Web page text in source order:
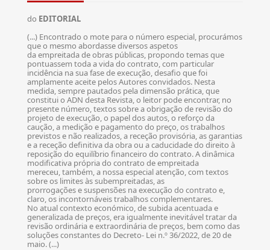
do EDITORIAL
(...) Encontrado o mote para o número especial, procurámos
que o mesmo abordasse diversos aspetos
da empreitada de obras públicas, propondo temas que
pontuassem toda a vida do contrato, com particular
incidência na sua fase de execução, desafio que foi
amplamente aceite pelos Autores convidados. Nesta
medida, sempre pautados pela dimensão prática, que
constitui o ADN desta Revista, o leitor pode encontrar, no
presente número, textos sobre a obrigação de revisão do
projeto de execução, o papel dos autos, o reforço da
caução, a medição e pagamento do preço, os trabalhos
previstos e não realizados, a receção provisória, as garantias
e a receção definitiva da obra ou a caducidade do direito à
reposição do equilíbrio financeiro do contrato. A dinâmica
modificativa própria do contrato de empreitada
mereceu, também, a nossa especial atenção, com textos
sobre os limites às subempreitadas, as
prorrogações e suspensões na execução do contrato e,
claro, os incontornáveis trabalhos complementares.
No atual contexto económico, de subida acentuada e
generalizada de preços, era igualmente inevitável tratar da
revisão ordinária e extraordinária de preços, bem como das
soluções constantes do Decreto- Lei n.º 36/2022, de 20 de
maio. (...)